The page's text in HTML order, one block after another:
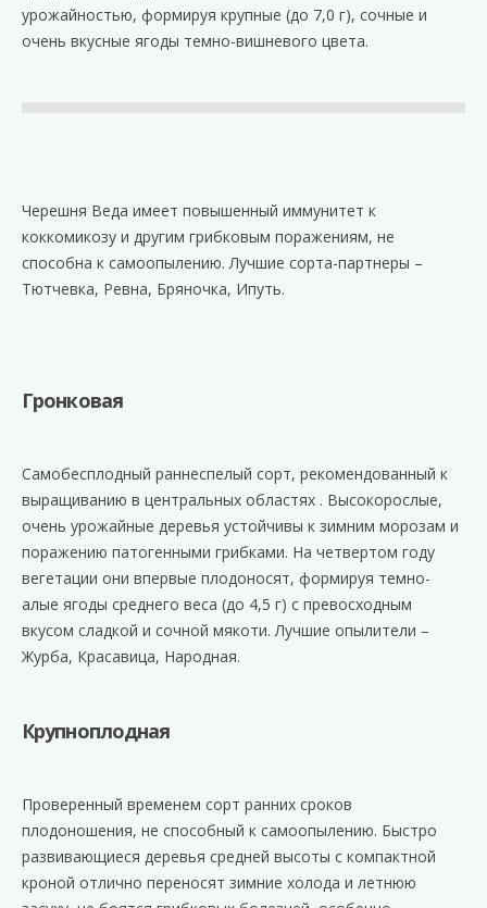
урожайностью, формируя крупные (до 7,0 г), сочные и
очень вкусные ягоды темно-вишневого цвета.
Черешня Веда имеет повышенный иммунитет к
коккомикозу и другим грибковым поражениям, не
способна к самоопылению. Лучшие сорта-партнеры –
Тютчевка, Ревна, Бряночка, Ипуть.
Гронковая
Самобесплодный раннеспелый сорт, рекомендованный к
выращиванию в центральных областях . Высокорослые,
очень урожайные деревья устойчивы к зимним морозам и
поражению патогенными грибками. На четвертом году
вегетации они впервые плодоносят, формируя темно-
алые ягоды среднего веса (до 4,5 г) с превосходным
вкусом сладкой и сочной мякоти. Лучшие опылители –
Журба, Красавица, Народная.
Крупноплодная
Проверенный временем сорт ранних сроков
плодоношения, не способный к самоопылению. Быстро
развивающиеся деревья средней высоты с компактной
кроной отлично переносят зимние холода и летнюю